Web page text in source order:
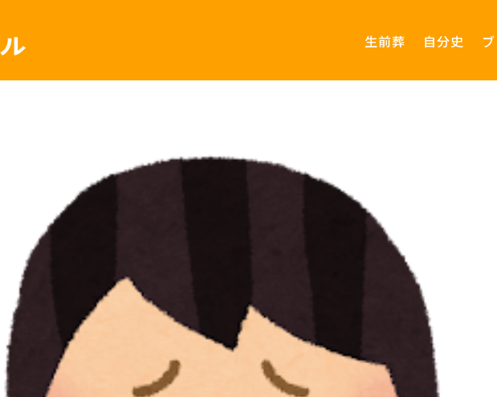
生前葬 自分史